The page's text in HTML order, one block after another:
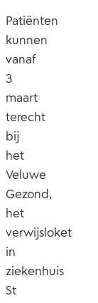
Patiënten
kunnen
vanaf
3
maart
terecht
bij
het
Veluwe
Gezond,
het
verwijsloket
in
ziekenhuis
St